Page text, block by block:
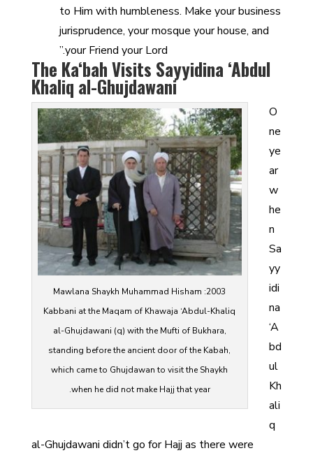
to Him with humbleness. Make your business
jurisprudence, your mosque your house, and
your Friend your Lord.”
The Ka‘bah Visits Sayyidina ‘Abdul
Khaliq al-Ghujdawani
2003: Mawlana Shaykh Muhammad Hisham
Kabbani at the Maqam of Khawaja ‘Abdul-Khaliq
al-Ghujdawani (q) with the Mufti of Bukhara,
standing before the ancient door of the Kabah,
which came to Ghujdawan to visit the Shaykh
when he did not make Hajj that year.
O
ne
ye
ar
w
he
n
Sa
yy
idi
na
‘A
bd
ul
Kh
ali
q
al-Ghujdawani didn’t go for Hajj as there were